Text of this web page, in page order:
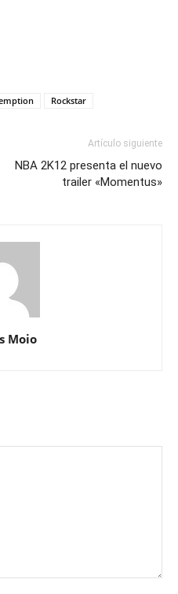
Rockstar
Artículo siguiente
NBA 2K12 presenta el nuevo
trailer «Momentus»
Moio